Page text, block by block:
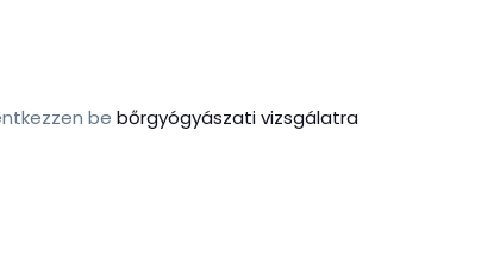
be bőrgyógyászati vizsgálatra